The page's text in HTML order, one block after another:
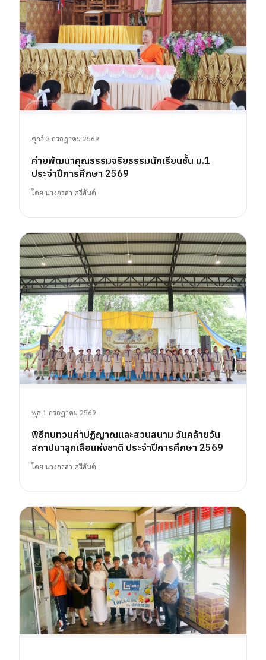
ศุกร์ 3 กรกฎาคม 2569
ค่ายพัฒนาคุณธรรมจริยธรรมนักเรียนชั้น ม.1
ประจำปีการศึกษา 2569
โดย นางอรสา ศรีสันต์
พุธ 1 กรกฎาคม 2569
พิธีทบทวนคำปฏิญาณและสวนสนาม วันคล้ายวัน
สถาปนาลูกเสือแห่งชาติ ประจำปีการศึกษา 2569
โดย นางอรสา ศรีสันต์